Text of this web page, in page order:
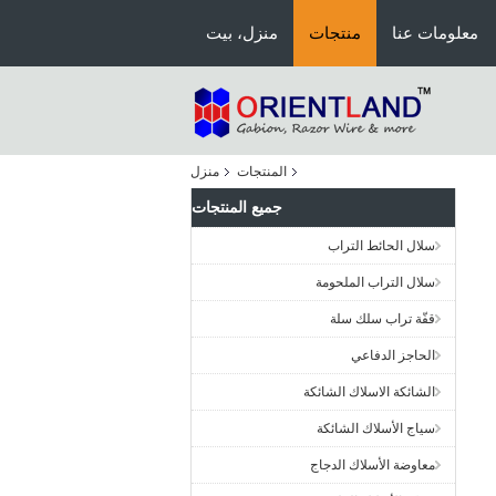
منزل، بيت منتجات معلومات عنا
منزل المنتجات
جميع المنتجات
سلال الحائط التراب
سلال التراب الملحومة
قفّة تراب سلك سلة
الحاجز الدفاعي
الشائكة الاسلاك الشائكة
سياج الأسلاك الشائكة
معاوضة الأسلاك الدجاج